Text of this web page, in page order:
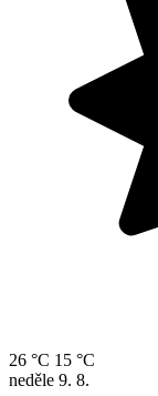
26 °C 15 °C
neděle 9. 8.